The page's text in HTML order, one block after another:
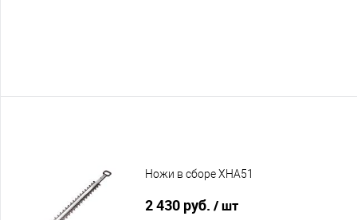
Ножи в сборе XHA51
2 430 руб. / шт